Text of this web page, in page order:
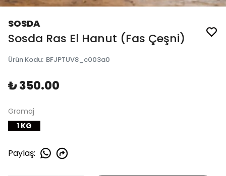
SOSDA
Sosda Ras El Hanut (Fas Çeşni)
Ürün Kodu: BFJPTUV8_c003a0
₺ 350.00
Gramaj
1 KG
Paylaş: